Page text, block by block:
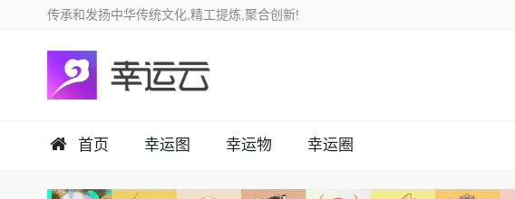
首页 幸运图 幸运物 幸运圈